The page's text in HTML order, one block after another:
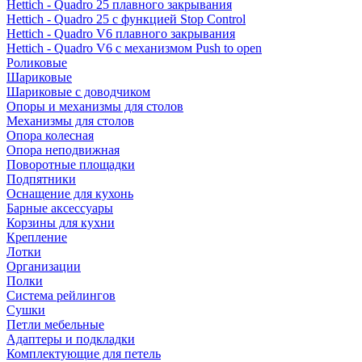
Hettich - Quadro 25 плавного закрывания
Hettich - Quadro 25 с функцией Stop Control
Hettich - Quadro V6 плавного закрывания
Hettich - Quadro V6 с механизмом Push to open
Роликовые
Шариковые
Шариковые с доводчиком
Опоры и механизмы для столов
Механизмы для столов
Опора колесная
Опора неподвижная
Поворотные площадки
Подпятники
Оснащение для кухонь
Барные аксессуары
Корзины для кухни
Крепление
Лотки
Организации
Полки
Система рейлингов
Сушки
Петли мебельные
Адаптеры и подкладки
Комплектующие для петель